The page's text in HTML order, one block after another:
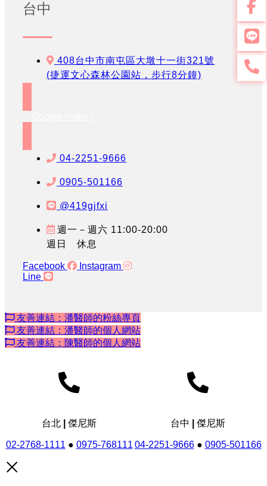
台中
408台中市南屯區大墩十一街321號
(捷運文心森林公園站，步行8分鐘)
04-2251-9666
0905-501166
@419gjfxi
週一－週六 11:00-20:00
週日 休息
Facebook
Instagram
Line
友善連結：潘醫師的粉絲專頁
友善連結：潘醫師的個人網站
友善連結：陳醫師的個人網站
台北 | 傑尼斯
02-2768-1111 ● 0975-768111
台中 | 傑尼斯
04-2251-9666● 0905-501166